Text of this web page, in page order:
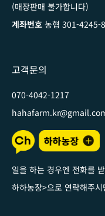
(매장판매 불가합니다)
계좌번호 농협 301-4245-
고객문의
070-4042-1217
일을 하는 경우엔 전화를
하하농장>으로 연락해주